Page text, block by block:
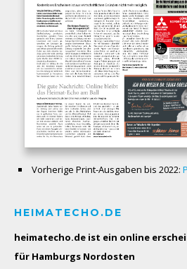
Vorherige Print-Ausgaben bis 2022:
HEIMATECHO.DE
heimatecho.de ist ein online
für Hamburgs Nordosten